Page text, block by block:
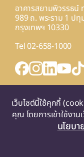
อาคารสยามพิวรรธน์
989 ถ. พระราม 1 ปทุ
กรุงเทพฯ 10330
Tel 02-658-1000
แผนที่
เว็บไซต์นี้ใช้คุกกี้
คุณ โดยการเข้าใช้งา
นโยบา
© 2025 SIAM PIWAT